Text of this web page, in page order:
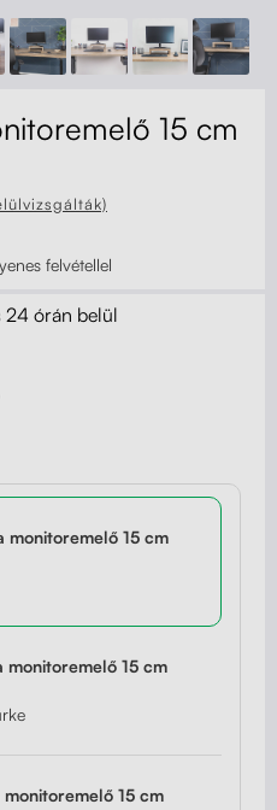
15 cm
felvétellel
24 órán belül
monitoremelő 15 cm
monitoremelő 15 cm
15 cm